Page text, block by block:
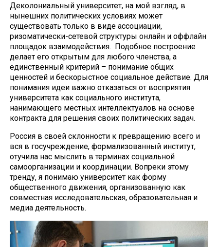
Деколониальный университет, на мой взгляд, в
нынешних политических условиях может
существовать только в виде ассоциации,
ризоматически-сетевой структуры онлайн и оффлайн
площадок взаимодействия. Подобное построение
делает его открытым для любого членства, а
единственный критерий – понимание общих
ценностей и бескорыстное социальное действие. Для
понимания идеи важно отказаться от восприятия
университета как социального института,
нанимающего местных интеллектуалов на основе
контракта для решения своих политических задач.
Россия в своей склонности к превращению всего и
вся в госучреждение, формализованный институт,
отучила нас мыслить в терминах социальной
самоорганизации и координации. Вопреки этому
тренду, я понимаю университет как форму
общественного движения, организованную как
совместная исследовательская, образовательная и
медиа деятельность.